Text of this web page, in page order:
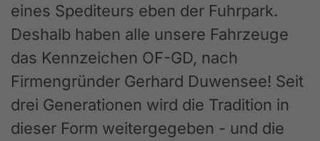
eines Spediteurs eben der Fuhrpark.
Deshalb haben alle unsere Fahrzeuge
das Kennzeichen OF-GD, nach
Firmengründer Gerhard Duwensee! Seit
drei Generationen wird die Tradition in
dieser Form weitergegeben - und die